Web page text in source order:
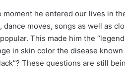
moment he entered our lives in
dance moves, songs as well as
This made him the
in skin color the disease
These questions are still